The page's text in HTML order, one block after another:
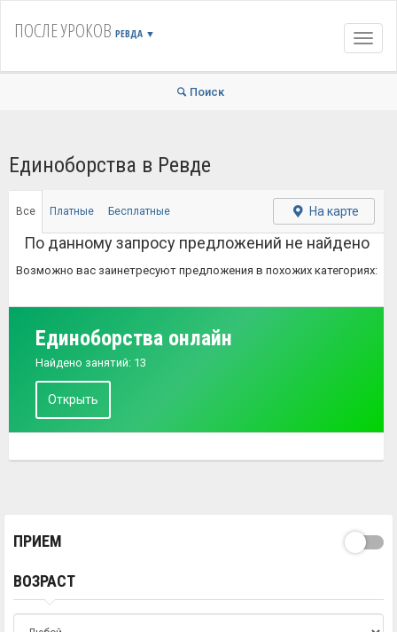
ПОСЛЕ УРОКОВ РЕВДА ▼
Поиск
Единоборства в Ревде
Все Платные Бесплатные На карте
По данному запросу предложений не найдено
Возможно вас заинетресуют предложения в похожих категориях:
Единоборства онлайн
Найдено занятий: 13
Открыть
ПРИЕМ
ВОЗРАСТ